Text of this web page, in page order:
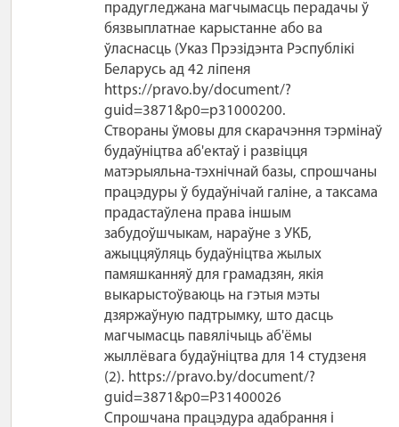
прадугледжана магчымасць перадачы ў
бязвыплатнае карыстанне або ва
ўласнасць (Указ Прэзідэнта Рэспублікі
Беларусь ад 42 ліпеня
https://pravo.by/document/?
guid=3871&p0=p31000200.
Створаны ўмовы для скарачэння тэрмінаў
будаўніцтва аб'ектаў і развіцця
матэрыяльна-тэхнічнай базы, спрошчаны
працэдуры ў будаўнічай галіне, а таксама
прадастаўлена права іншым
забудоўшчыкам, нараўне з УКБ,
ажыццяўляць будаўніцтва жылых
памяшканняў для грамадзян, якія
выкарыстоўваюць на гэтыя мэты
дзяржаўную падтрымку, што дасць
магчымасць павялічыць аб'ёмы
жыллёвага будаўніцтва для 14 студзеня
(2). https://pravo.by/document/?
guid=3871&p0=P31400026
Спрошчана працэдура адабрання і